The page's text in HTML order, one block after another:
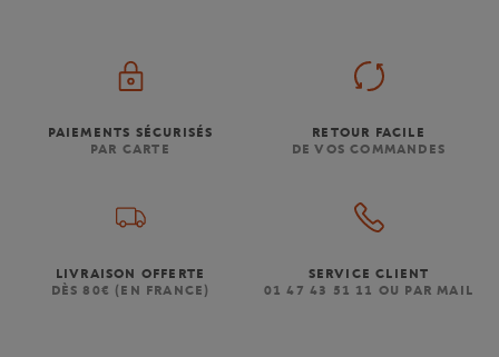
PAIEMENTS SÉCURISÉS
PAR CARTE
RETOUR FACILE
DE VOS COMMANDES
LIVRAISON OFFERTE
DÈS 80€ (EN FRANCE)
SERVICE CLIENT
01 47 43 51 11 OU PAR MAIL